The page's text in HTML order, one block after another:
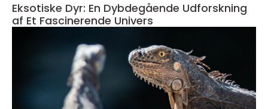
Eksotiske Dyr: En Dybdegående Udforskning
af Et Fascinerende Univers